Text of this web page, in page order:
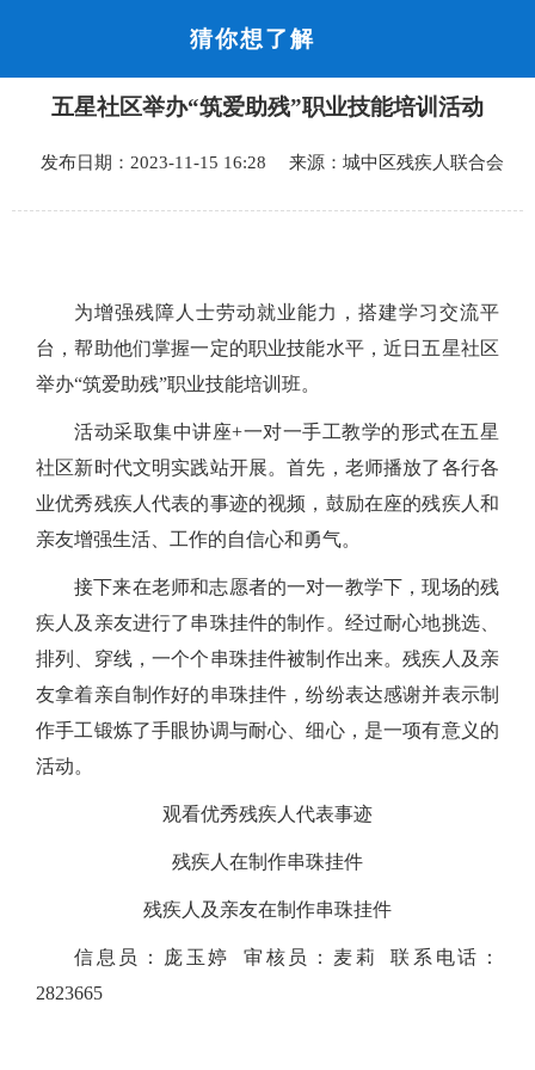
猜你想了解
品质城中
新闻中心
网上办事
互动回应
数据专题
五星社区举办“筑爱助残”职业技能培训活动
发布日期：2023-11-15 16:28 来源：城中区残疾人联合会
为增强残障人士劳动就业能力，搭建学习交流平
台，帮助他们掌握一定的职业技能水平，近日五星社区
举办“筑爱助残”职业技能培训班。
活动采取集中讲座+一对一手工教学的形式在五星
社区新时代文明实践站开展。首先，老师播放了各行各
业优秀残疾人代表的事迹的视频，鼓励在座的残疾人和
亲友增强生活、工作的自信心和勇气。
接下来在老师和志愿者的一对一教学下，现场的残
疾人及亲友进行了串珠挂件的制作。经过耐心地挑选、
排列、穿线，一个个串珠挂件被制作出来。残疾人及亲
友拿着亲自制作好的串珠挂件，纷纷表达感谢并表示制
作手工锻炼了手眼协调与耐心、细心，是一项有意义的
活动。
观看优秀残疾人代表事迹
残疾人在制作串珠挂件
残疾人及亲友在制作串珠挂件
信息员：庞玉婷 审核员：麦莉
联系电话：
2823665